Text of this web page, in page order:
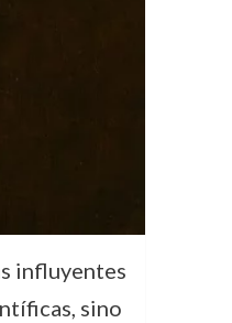
influyentes
sino